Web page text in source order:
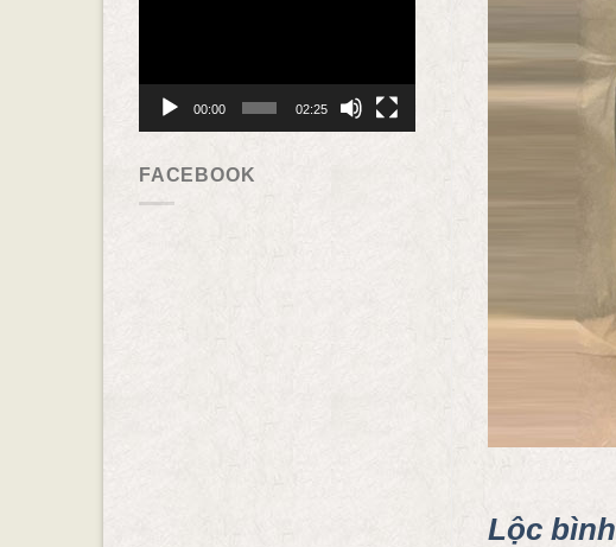
00:00 02:25
FACEBOOK
Lộc bình